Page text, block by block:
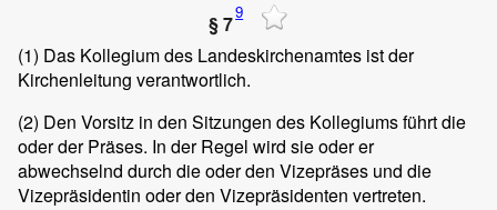
§ 79
(1) Das Kollegium des Landeskirchenamtes ist der
Kirchenleitung verantwortlich.
(2) Den Vorsitz in den Sitzungen des Kollegiums führt die
oder der Präses. In der Regel wird sie oder er
abwechselnd durch die oder den Vizepräses und die
Vizepräsidentin oder den Vizepräsidenten vertreten.